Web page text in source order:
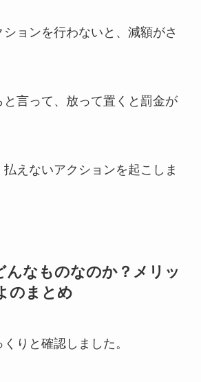
ョンを行わないと、減額がさ
言って、放って置くと罰金が
えないアクションを起こしま
んなものなのか？メリッ
のまとめ
りと確認しました。